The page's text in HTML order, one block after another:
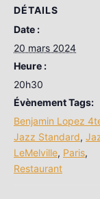
DÉTAILS
Date :
20 mars 2024
Heure :
20h30
Évènement Tags:
Benjamin Lopez
Jazz Standard,
LeMelville, Paris,
Restaurant